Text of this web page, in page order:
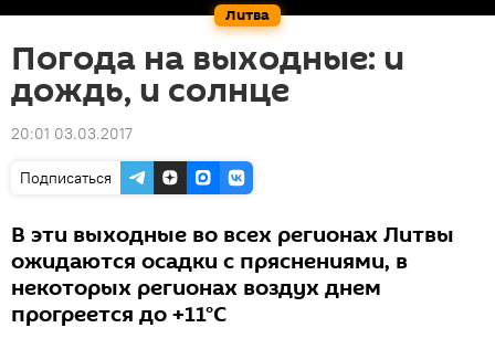
Литва
Погода на выходные: и
дождь, и солнце
20:01 03.03.2017
Подписаться
В эти выходные во всех регионах Литвы
ожидаются осадки с пряснениями, в
некоторых регионах воздух днем
прогреется до +11°С